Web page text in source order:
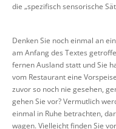
die „spezifisch sensorische
Denken Sie noch einmal an
am Anfang des Textes
fernen Ausland statt und Sie
vom Restaurant eine
zuvor so noch nie gesehen,
gehen Sie vor? Vermutlich
einmal in Ruhe betrachten,
wagen. Vielleicht finden Sie